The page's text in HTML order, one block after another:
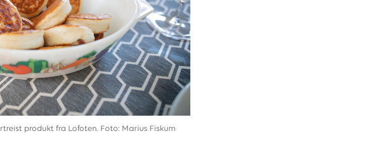
produkt fra Lofoten. Foto: Marius Fiskum